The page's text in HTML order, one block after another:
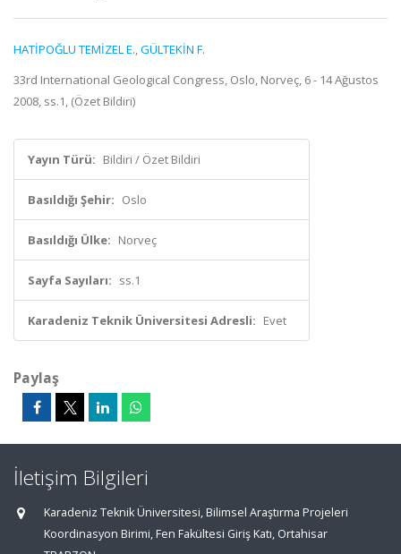
HATİPOĞLU TEMİZEL E.,GÜLTEKİN F.
33rd International Geological Congress, Oslo, Norveç, 6 - 14 Ağustos
2008, ss.1, (Özet Bildiri)
Yayın Türü: Bildiri / Özet Bildiri
Basıldığı Şehir: Oslo
Basıldığı Ülke: Norveç
Sayfa Sayıları: ss.1
Karadeniz Teknik Üniversitesi Adresli: Evet
Paylaş
İletişim Bilgileri
Karadeniz Teknik Üniversitesi, Bilimsel Araştırma Projeleri
Koordinasyon Birimi, Fen Fakültesi Giriş Katı, Ortahisar